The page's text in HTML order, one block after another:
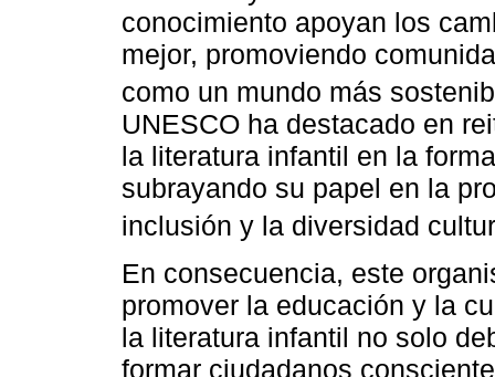
conocimiento apoyan los
mejor, promoviendo
como un mundo más
UNESCO ha destacado en
la literatura infantil en la
subrayando su papel en la
inclusión y la diversidad
En consecuencia, este
promover la educación y la
la literatura infantil no solo
formar ciudadanos